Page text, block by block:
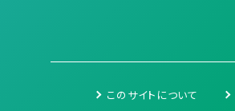
このサイトについて